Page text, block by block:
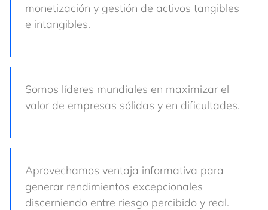
monetización y gestión de activos tangibles
e intangibles.
Somos líderes mundiales en maximizar el
valor de empresas sólidas y en dificultades.
Aprovechamos ventaja informativa para
generar rendimientos excepcionales
discerniendo entre riesgo percibido y real.